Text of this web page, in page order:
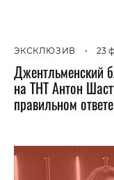
ЭКСКЛЮЗИВ • 23
Джентльменский
на ТНТ Антон
правильном